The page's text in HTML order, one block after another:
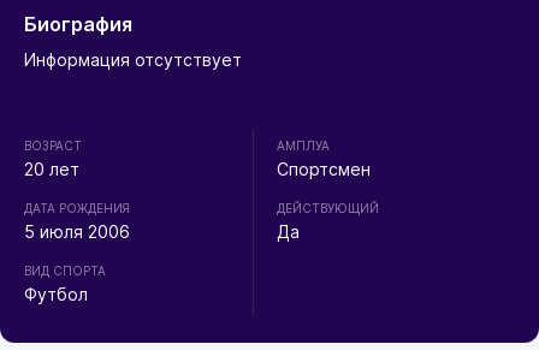
Биография
Информация отсутствует
ВОЗРАСТ
20 лет
ДАТА РОЖДЕНИЯ
5 июля 2006
ВИД СПОРТА
Футбол
АМПЛУА
Спортсмен
ДЕЙСТВУЮЩИЙ
Да